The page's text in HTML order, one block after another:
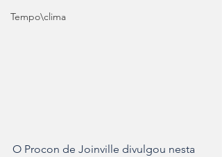
Tempo\clima
O Procon de Joinville divulgou nesta